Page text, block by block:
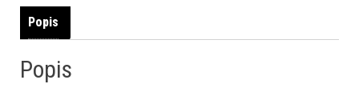
Popis
Popis